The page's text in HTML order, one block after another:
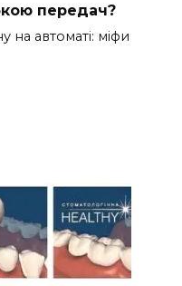
передач?
автоматі: міфи